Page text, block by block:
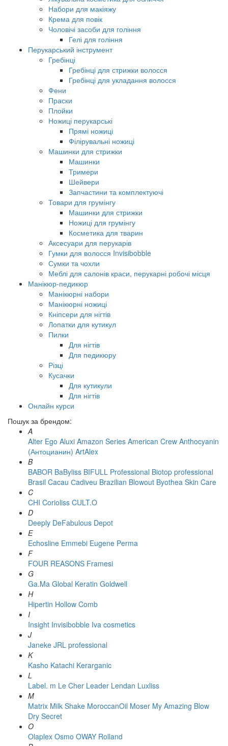
Набори для макіяжу
Крема для повік
Чоловічі засоби для гоління
Гелі для гоління
Перукарський інструмент
Гребінці
Гребінці для стрижки волосся
Гребінці для укладання волосся
Фени
Праски
Плойки
Ножиці перукарські
Прямі ножиці
Філірувальні ножиці
Машинки для стрижки
Машинки
Тримери
Шейвери
Запчастини та комплектуючі
Товари для грумінгу
Машинки для стрижки
Ножиці для грумінгу
Косметика для тварин
Аксесуари для перукарів
Гумки для волосся Invisibobble
Сумки та чохли
Меблі для салонів краси, перукарні робочі місця
Манікюр-педикюр
Манікюрні набори
Манікюрні ножиці
Кніпсери для нігтів
Лопатки для кутикул
Пилки
Для нігтів
Для педикюру
Різці
Кусачки
Для кутикули
Для нігтів
Онлайн курси
Пошук за брендом:
A
Alter Ego Aluxi Amazon Series American Crew Anthocyanin
(Антоцианин) ArtAlex
B
BABOR BaByliss BIFULL Professional Biotop professional
Brasil Cacau Сadiveu Brazilian Blowout Byothea Skin Care
C
CHI Corioliss CULT.O
D
Deeply DeFabulous Depot
E
Echosline Emmebi Eugene Perma
F
FOUR REASONS Framesi
G
Ga.Ma Global Keratin Goldwell
H
Hipertin Hollow Comb
I
Insight Invisibobble Iva cosmetics
J
Janeke JRL professional
K
Kasho Katachi Kerarganic
L
Label. m Le Cher Leader Lendan Luxliss
M
Matrix Milk Shake MoroccanOil Moser My Amazing Blow
Dry Secret
O
Olaplex Osmo OWAY Rolland